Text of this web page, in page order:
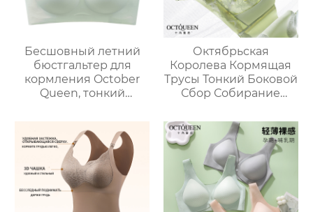
Бесшовный летний
бюстгальтер для
кормления October
Queen, тонкий
беременных без
косточек, против
провисания
Октябрьская
Королева Кормящая
Трусы Тонкий Боковой
Сбор Собирание
вскармливание
Бюстгальтер
Сексуальный
Кружевной
Материнский
Компаньон Грудное
вскармливание